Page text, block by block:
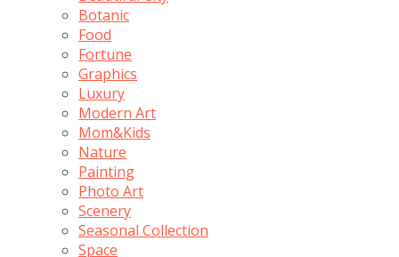
Botanic
Food
Fortune
Graphics
Luxury
Modern Art
Mom&Kids
Nature
Painting
Photo Art
Scenery
Seasonal Collection
Space